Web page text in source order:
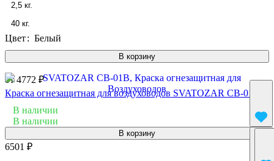
В корзину
2,5 кг.
40 кг.
Цвет: Белый
от 4772 ₽
Краска огнезащитная для воздуховодов SVATOZAR СВ-01B
В наличии
В наличии
В корзину
6501 ₽